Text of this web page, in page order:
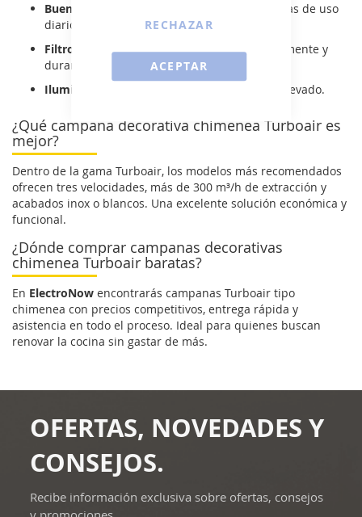
ACEPTAR
RECHAZAR
Buen rendimiento de extracción:
para cocinas de uso
diario sin excesos.
Filtros metálicos extraíbles:se limpian fácilmente y
duran mucho tiempo.
Iluminación eficiente:
visibilidad sin gasto elevado.
¿Qué campana decorativa chimenea Turboair es
mejor?
Dentro de la gama Turboair, los modelos más recomendados
ofrecen tres velocidades, más de 300 m³/h de extracción y
acabados inox o blancos. Una excelente solución económica y
funcional.
¿Dónde comprar campanas decorativas
chimenea Turboair baratas?
En ElectroNow encontrarás campanas Turboair tipo
chimenea con precios competitivos, entrega rápida y
asistencia en todo el proceso. Ideal para quienes buscan
renovar la cocina sin gastar de más.
OFERTAS, NOVEDADES Y
CONSEJOS.
Recibe información exclusiva sobre ofertas, consejos